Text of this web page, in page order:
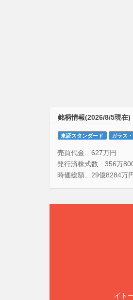
銘柄情報(2026/8/5現在)
東証スタンダード ガラス
売買代金…627万円
発行済株式数…356万
時価総額…29億8284万
イト